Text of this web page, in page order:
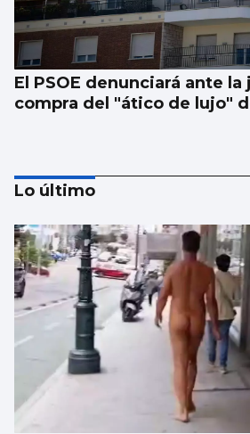
El PSOE denunciará ante
compra del "ático de lujo"
Vivas reclama expulsiones
más vigilancia
Lo último